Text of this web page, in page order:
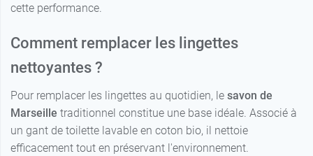
cette performance.
Comment remplacer les lingettes
nettoyantes ?
Pour remplacer les lingettes au quotidien, le savon de
Marseille traditionnel constitue une base idéale. Associé à
un gant de toilette lavable en coton bio, il nettoie
efficacement tout en préservant l'environnement.